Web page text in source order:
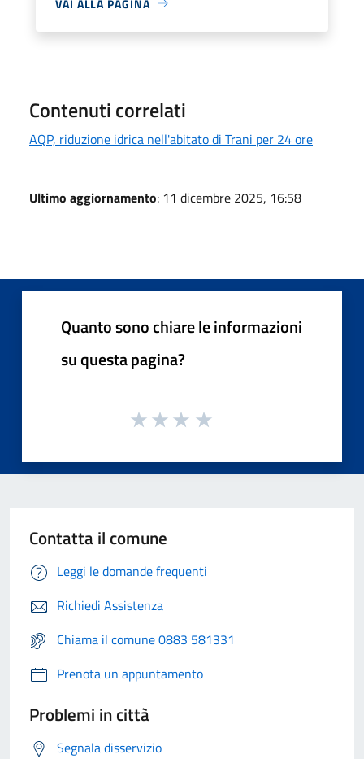
Contenuti correlati
AQP, riduzione idrica nell'abitato di Trani per 24 ore
Ultimo aggiornamento: 11 dicembre 2025, 16:58
Quanto sono chiare le informazioni
su questa pagina?
Contatta il comune
Leggi le domande frequenti
Richiedi Assistenza
Chiama il comune 0883 581331
Prenota un appuntamento
Problemi in città
Segnala disservizio